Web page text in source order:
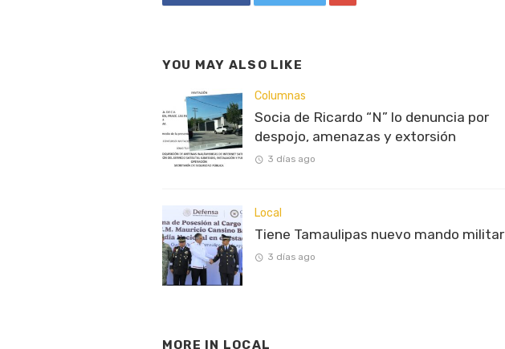
YOU MAY ALSO LIKE
Columnas
Socia de Ricardo “N” lo denuncia por
despojo, amenazas y extorsión
3 días ago
Local
Tiene Tamaulipas nuevo mando militar
3 días ago
MORE IN LOCAL